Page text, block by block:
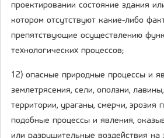
проектировании состояние здания
котором отсутствуют какие-либо
препятствующие осуществлению
технологических процессов;
12) опасные природные процессы и
землетрясения, сели, оползни,
территории, ураганы, смерчи, эрозия
подобные процессы и явления,
или разрушительные воздействия на